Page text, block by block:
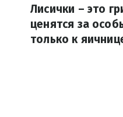
Лисички – это
ценятся за
только к